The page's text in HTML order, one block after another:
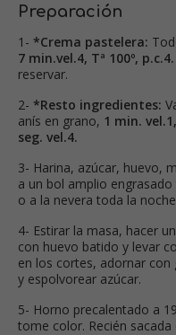
Preparación
1- *Crema pastelera:
7 min.vel.4, Tª 100º, p.c.4.
reservar.
2- *Resto ingredientes:
anís en grano, 1 min.
seg. vel.4.
3- Harina, azúcar, huevo,
a un bol amplio
o a la nevera toda la
4- Estirar la masa, hacer
con huevo batido y levar
en los cortes, adornar
y espolvorear azúcar.
5- Horno precalentado a
tome color. Recién